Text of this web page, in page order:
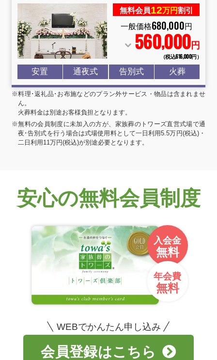
無料会員12万円割引
一般価格680,000円
560,000円
（税込616,000円）
安置 通夜式 告別式 火葬
※料理･返礼品･お布施などのプラン外サービス・物品は含まれませ
ん。
火葬料金は別途お客様負担となります。
※無料の会員制度に未加入の方が、家族葬のトワーズ直営式場で通
夜･告別式を行う場合は式場使用料として一日利用5.5万円(税込)・
二日利用11万円(税込)が別途必要となります。
安心の無料会員制度
入会金
無料
年会費
無料
WEBでかんたん申し込み
会員登録はこちら